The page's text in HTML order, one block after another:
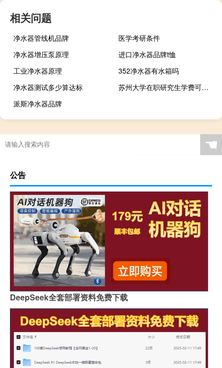
相关问题
净水器管线机品牌
医学考研条件
净水器增压泵原理
进口净水器品牌t恤
工业净水器原理
352净水器有水箱吗
净水器测试多少算达标
苏州大学在职研究生学费可以在网上缴纳吗
派斯净水器品牌
☚
公告
DeepSeek全套部署资料免费下载